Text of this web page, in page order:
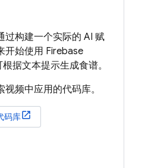
过构建一个实际的 AI 赋
开始使用 Firebase
根据文本提示生成食谱。
频中应用的代码库。
码库